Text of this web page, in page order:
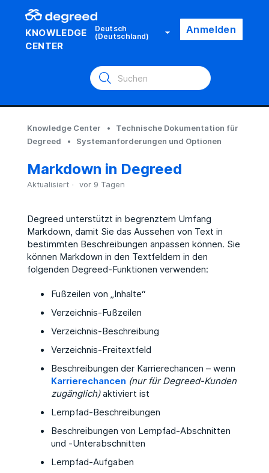
KNOWLEDGE
CENTER
Deutsch
(Deutschland) Anmelden
Knowledge Center
Technische Dokumentation für
Degreed
Systemanforderungen und Optionen
Markdown in Degreed
Aktualisiert vor 9 Tagen
Degreed unterstützt in begrenztem Umfang
Markdown, damit Sie das Aussehen von Text in
bestimmten Beschreibungen anpassen können. Sie
können Markdown in den Textfeldern in den
folgenden Degreed-Funktionen verwenden:
Fußzeilen von „Inhalte“
Verzeichnis-Fußzeilen
Verzeichnis-Beschreibung
Verzeichnis-Freitextfeld
Beschreibungen der Karrierechancen – wenn
Karrierechancen (nur für Degreed-Kunden
zugänglich)aktiviert ist
Lernpfad-Beschreibungen
Beschreibungen von Lernpfad-Abschnitten
und -Unterabschnitten
Lernpfad-Aufgaben